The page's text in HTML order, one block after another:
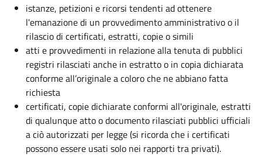
istanze, petizioni e ricorsi tendenti ad ottenere
l'emanazione di un provvedimento amministrativo o il
rilascio di certificati, estratti, copie o simili
atti e provvedimenti in relazione alla tenuta di pubblici
registri rilasciati anche in estratto o in copia dichiarata
conforme all’originale a coloro che ne abbiano fatta
richiesta
certificati, copie dichiarate conformi all'originale, estratti
di qualunque atto o documento rilasciati pubblici ufficiali
a ciò autorizzati per legge (si ricorda che i certificati
possono essere usati solo nei rapporti tra privati).